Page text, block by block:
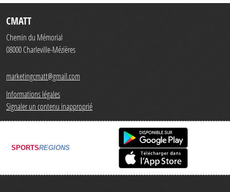
CMATT
Chemin du Mémorial
08000Charleville-Mézières
marketingcmatt@gmail.com
Informations légales
Signaler un contenu inapproprié
SPORTSREGIONS